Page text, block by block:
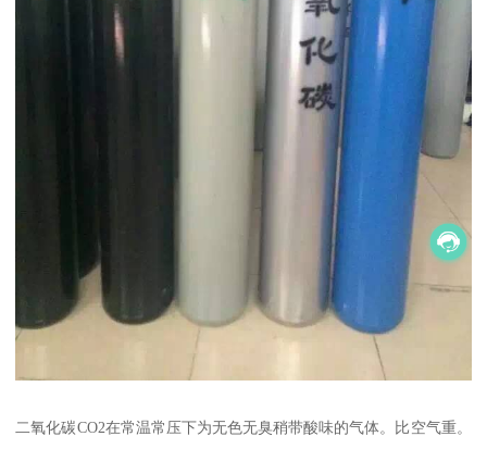
二氧化碳CO2在常温常压下为无色无臭稍带酸味的气体。比空气重。